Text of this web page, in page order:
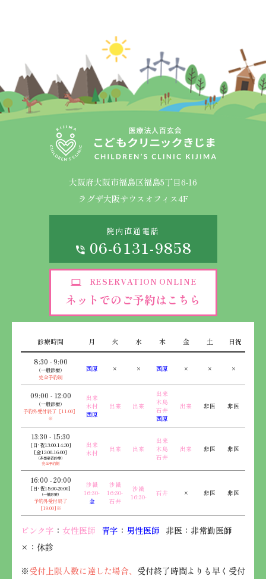
大阪府大阪市福島区福島5丁目6-16
ラグザ大阪サウスオフィス4F
院内直通電話
06-6131-9858
RESERVATION ONLINE
ネットでのご予約はこちら
診療時間 月 火 水 木 金 土 日祝
8:30 - 9:00
（一般診療）
完全予約制
西原 × × 西原 × × ×
09:00 - 12:00
（一般診療）
予約外受付終了［11:00］
※
出来
木村
西原
出来 出来
出来
木島
石井
西原
出来 非医 非医
13:30 - 15:30
[日･祝13:00-14:30]
[金13:00-16:00]
（非感染者診療）
完全予約制
出来
木村
出来 出来
出来
木島
石井
出来 非医 非医
16:00 - 20:00
[日･祝15:00-20:00]
（一般診療）
予約外受付終了
[19:00]※
沙織
16:30-
金
沙織
16:30-
石井
沙織
16:30-
石井 × 非医 非医
ピンク字 ： 女性医師 青字 ： 男性医師 非医：非常勤医師
×：休診
※受付上限人数に達した場合、 受付終了時間よりも早く受付